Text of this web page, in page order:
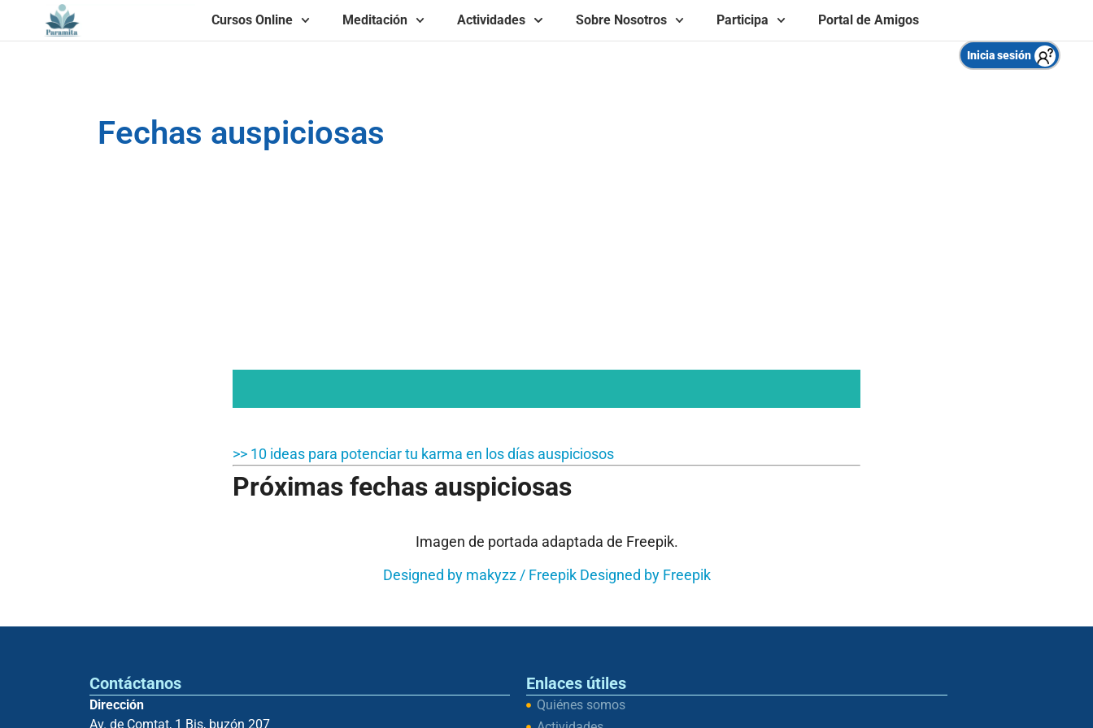
Inicia sesión
Cursos Online Meditación Actividades Sobre Nosotros Participa Portal de Amigos
Fechas auspiciosas
>> 10 ideas para potenciar tu karma en los días auspiciosos
Próximas fechas auspiciosas
Imagen de portada adaptada de Freepik.
Designed by makyzz / Freepik Designed by Freepik
Contáctanos
Dirección
Av. de Comtat, 1 Bis, buzón 207
Enlaces útiles
Quiénes somos